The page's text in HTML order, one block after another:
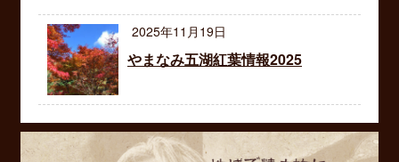
2025年11月19日
やまなみ五湖紅葉情報2025